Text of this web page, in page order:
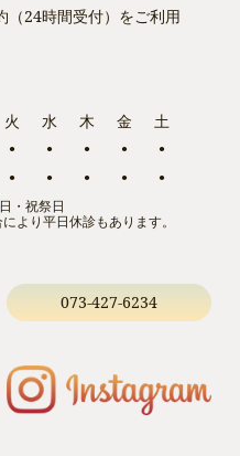
（24時間受付）をご利用
火 水 木 金
土
● ● ● ● ●
● ● ● ● ●
・祝祭日
より平日休診もあります。
073-427-6234